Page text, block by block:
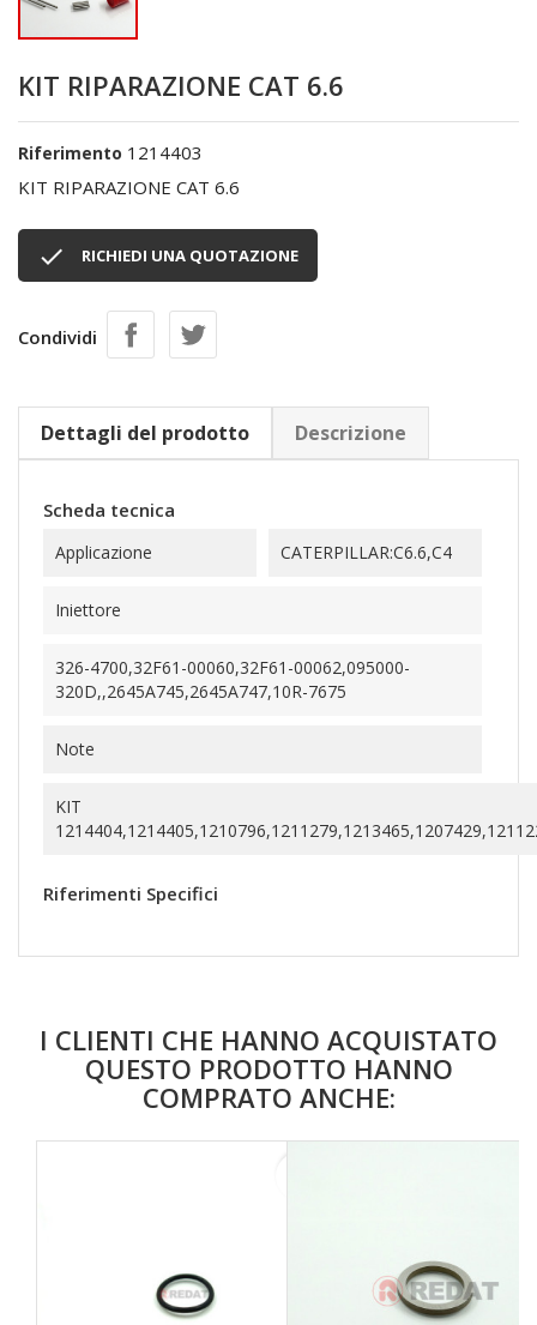
KIT RIPARAZIONE CAT 6.6
Riferimento 1214403
KIT RIPARAZIONE CAT 6.6
 RICHIEDI UNA QUOTAZIONE
Condividi
Dettagli del prodotto Descrizione
Scheda tecnica
Applicazione CATERPILLAR:C6.6,C4
Iniettore
326-4700,32F61-00060,32F61-00062,095000-
320D,,2645A745,2645A747,10R-7675
Note
KIT
Riferimenti Specifici
I CLIENTI CHE HANNO ACQUISTATO
QUESTO PRODOTTO HANNO
COMPRATO ANCHE: